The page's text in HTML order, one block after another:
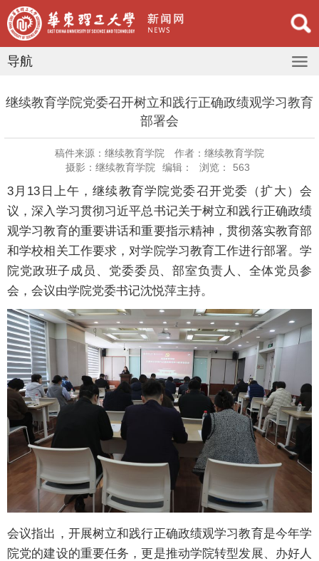
导航
继续教育学院党委召开树立和践行正确政绩观学习教育
部署会
稿件来源：继续教育学院
作者：继续教育学院
摄影：继续教育学院
编辑： 浏览： 563
3月13日上午，继续教育学院党委召开党委（扩大）会
议，深入学习贯彻习近平总书记关于树立和践行正确政绩
观学习教育的重要讲话和重要指示精神，贯彻落实教育部
和学校相关工作要求，对学院学习教育工作进行部署。学
院党政班子成员、党委委员、部室负责人、全体党员参
会，会议由学院党委书记沈悦萍主持。
会议指出，开展树立和践行正确政绩观学习教育是今年学
院党的建设的重要任务，更是推动学院转型发展、办好人